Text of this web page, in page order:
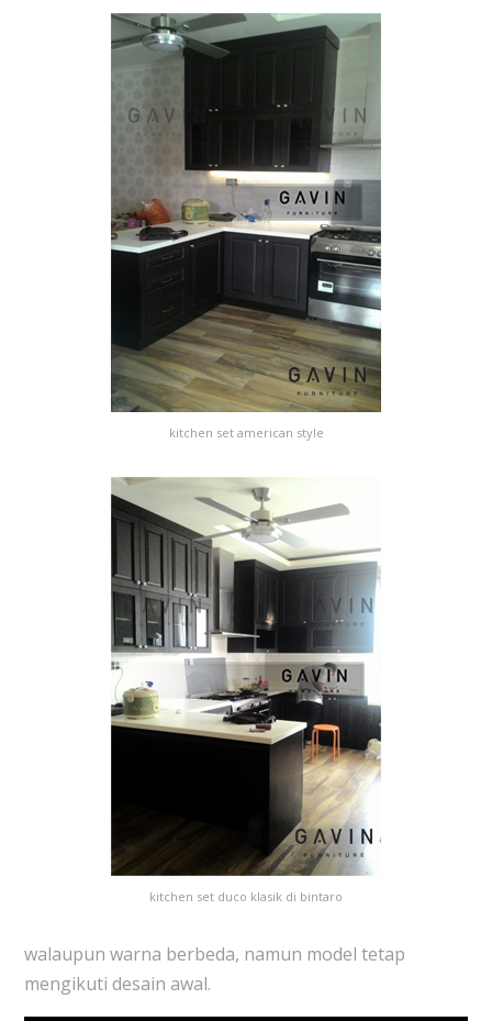
kitchen set american style
kitchen set duco klasik di bintaro
walaupun warna berbeda, namun model tetap
mengikuti desain awal.